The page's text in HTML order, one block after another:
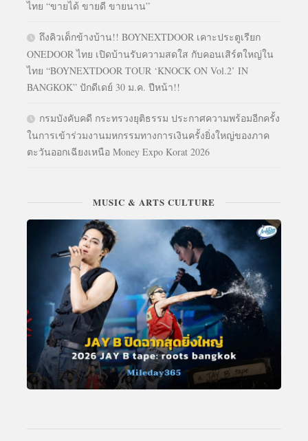
ไทย “ขายได้ ขายดี ขายนาน”
ถึงคิวเด็กข้างบ้าน!! BOYNEXTDOOR เคาะประตูเรียก
ONEDOOR ไทย เปิดบ้านรับความสดใส กับคอนเสิร์ตใหญ่ใน
ไทย “BOYNEXTDOOR TOUR ‘KNOCK ON Vol.2’ IN
BANGKOK” ปักดีเดย์ 30 ม.ค. ปีหน้า!!
กรมบังคับคดี กระทรวงยุติธรรม ประกาศความพร้อมอีกครั้ง
ในการเข้าร่วมงานมหกรรมทางการเงินครั้งยิ่งใหญ่ของภาค
ตะวันออกเฉียงเหนือ Money Expo Korat 2026
MUSIC & ARTS CULTURE